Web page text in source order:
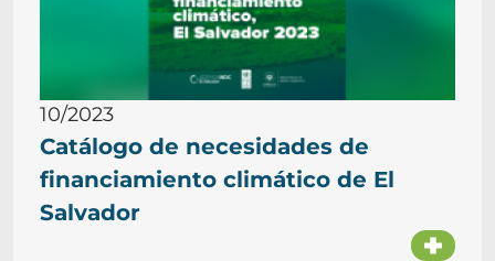
10/2023
Catálogo de necesidades de
financiamiento climático de El
Salvador